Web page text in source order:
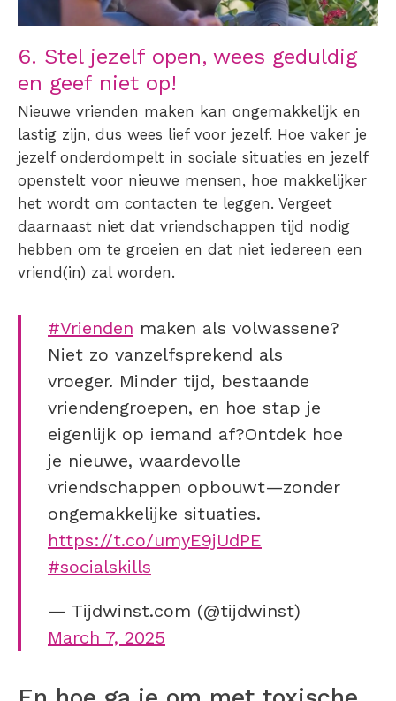
6. Stel jezelf open, wees geduldig
en geef niet op!
Nieuwe vrienden maken kan ongemakkelijk en
lastig zijn, dus wees lief voor jezelf. Hoe vaker je
jezelf onderdompelt in sociale situaties en jezelf
openstelt voor nieuwe mensen, hoe makkelijker
het wordt om contacten te leggen. Vergeet
daarnaast niet dat vriendschappen tijd nodig
hebben om te groeien en dat niet iedereen een
vriend(in) zal worden.
#Vrienden maken als volwassene?
Niet zo vanzelfsprekend als
vroeger. Minder tijd, bestaande
vriendengroepen, en hoe stap je
eigenlijk op iemand af?Ontdek hoe
je nieuwe, waardevolle
vriendschappen opbouwt—zonder
ongemakkelijke situaties.
https://t.co/umyE9jUdPE
#socialskills
— Tijdwinst.com (@tijdwinst)
March 7, 2025